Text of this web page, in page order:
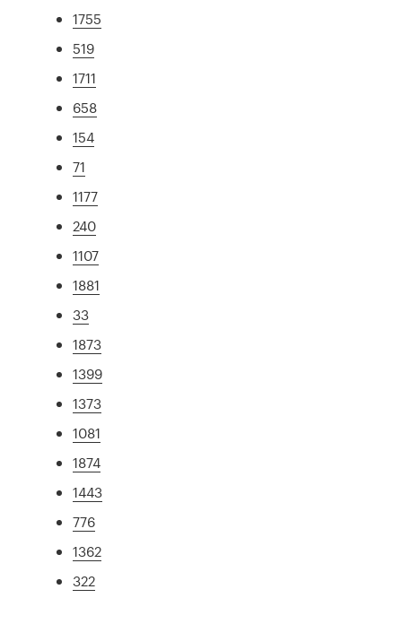
1755
519
1711
658
154
71
1177
240
1107
1881
33
1873
1399
1373
1081
1874
1443
776
1362
322